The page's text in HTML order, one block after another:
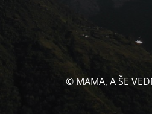
© MAMA, A ŠE